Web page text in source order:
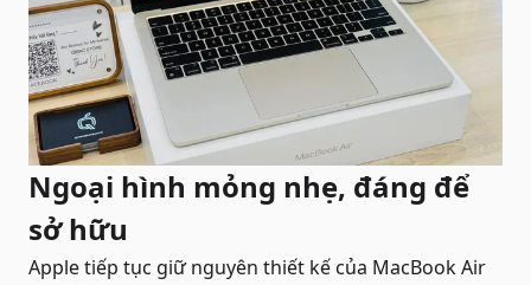
Ngoại hình mỏng nhẹ, đáng để
sở hữu
Apple tiếp tục giữ nguyên thiết kế của MacBook Air